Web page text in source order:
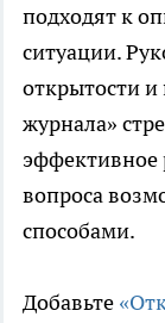
подходят к
ситуации.
открытости
журнала»
эффективное
вопроса
способами.
Добавьте